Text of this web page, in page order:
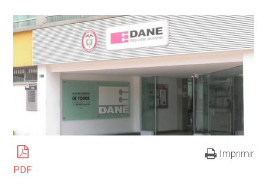
PDF
Imprimir